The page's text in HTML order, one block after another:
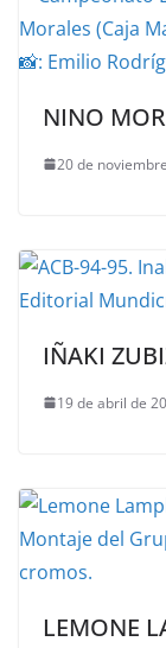
NINO
20 de
IÑAKI
19 de abril de
LEMONE